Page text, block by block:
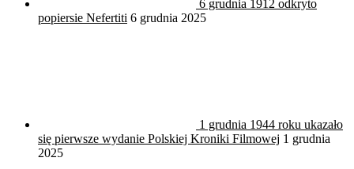
6 grudnia 1912 odkryto
popiersie Nefertiti 6 grudnia 2025
1 grudnia 1944 roku ukazało
się pierwsze wydanie Polskiej Kroniki Filmowej 1 grudnia
2025